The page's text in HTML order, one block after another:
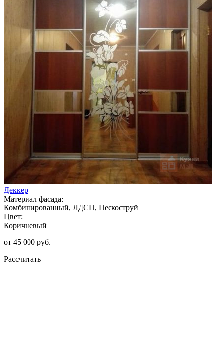
Деккер
Материал фасада:
Комбинированный, ЛДСП, Пескоструй
Цвет:
Коричневый
от 45 000 руб.
Рассчитать